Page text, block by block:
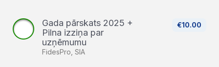
€10.00
Gada pārskats 2025 +
Pilna izziņa par
uzņēmumu
FidesPro, SIA